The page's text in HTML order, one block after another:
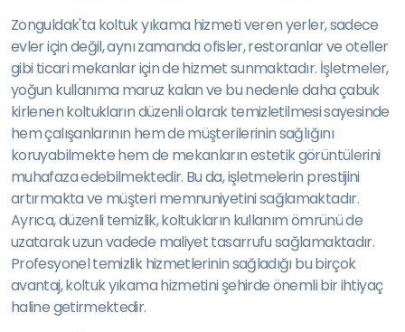
Zonguldak'ta koltuk yıkama hizmeti veren yerler, sadece
evler için değil, aynı zamanda ofisler, restoranlar ve oteller
gibi ticari mekanlar için de hizmet sunmaktadır. İşletmeler,
yoğun kullanıma maruz kalan ve bu nedenle daha çabuk
kirlenen koltukların düzenli olarak temizletilmesi sayesinde
hem çalışanlarının hem de müşterilerinin sağlığını
koruyabilmekte hem de mekanların estetik görüntülerini
muhafaza edebilmektedir. Bu da, işletmelerin prestijini
artırmakta ve müşteri memnuniyetini sağlamaktadır.
Ayrıca, düzenli temizlik, koltukların kullanım ömrünü de
uzatarak uzun vadede maliyet tasarrufu sağlamaktadır.
Profesyonel temizlik hizmetlerinin sağladığı bu birçok
avantaj, koltuk yıkama hizmetini şehirde önemli bir ihtiyaç
haline getirmektedir.